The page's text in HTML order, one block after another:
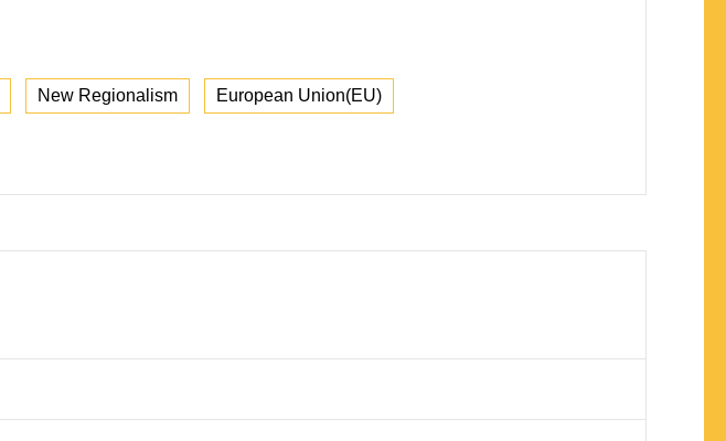
New Regionalism European Union(EU)